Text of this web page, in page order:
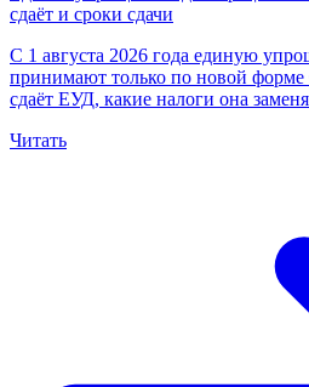
сдаёт и сроки сдачи
С 1 августа 2026 года единую
принимают только по новой
сдаёт ЕУД, какие налоги она
Читать